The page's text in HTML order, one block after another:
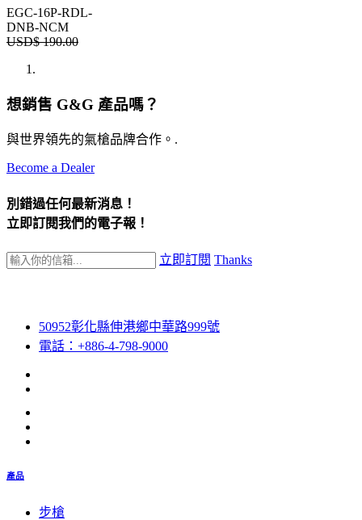
EGC-16P-RDL-
DNB-NCM
USD$190.00
想銷售 G&G 產品嗎？
與世界領先的氣槍品牌合作。.
Become a Dealer
別錯過任何最新消息！
立即訂閱我們的電子報！
立即訂閱 Thanks
50952彰化縣伸港鄉中華路999號
電話：+886-4-798-9000
產品
步槍